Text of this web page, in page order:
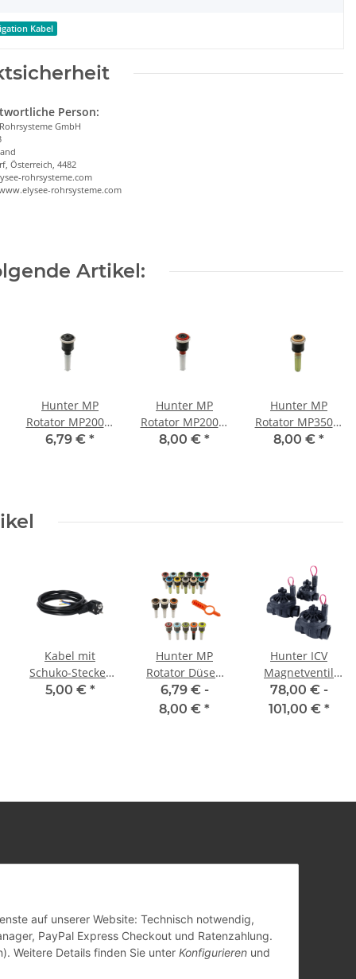
auf unserer Website: Technisch notwendig,
PayPal Express Checkout und Ratenzahlung.
Weitere Details finden Sie unter Konfigurieren und
Kabel
Person:
Rohrsysteme GmbH
Österreich, 4482
rohrsysteme.com
rohrsysteme.com
Artikel:
Hunter MP
Rotator MP2000-
90
6,79 € *
Hunter MP
Rotator MP2000-
360
8,00 € *
Hunter MP
Rotator MP3500-
90
8,00 € *
Kabel mit
Schuko-Stecker
2 m
5,00 € *
Hunter MP
Rotator Düsen
für
Bewässerung
6,79 € -
8,00 € *
Hunter ICV
Magnetventil
glasfaserverstärkt
78,00 € -
101,00 € *